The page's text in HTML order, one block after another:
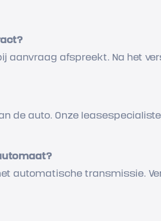
aanvraag afspreekt. Na het
de auto. Onze
automatische transmissie.